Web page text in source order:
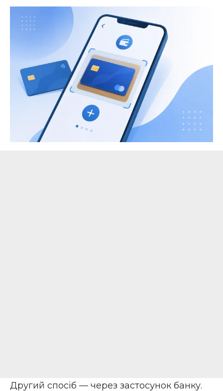
Другий спосіб — через застосунок банку.